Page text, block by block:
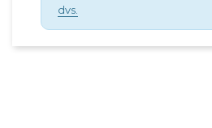
dvs.